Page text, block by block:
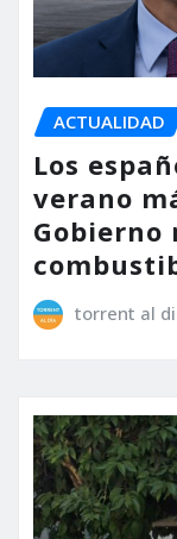
ACTUALIDAD
Los
verano
Gobierno
torrent al